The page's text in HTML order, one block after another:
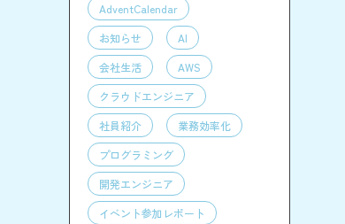
AdventCalendar
お知らせ
AI
会社生活
AWS
クラウドエンジニア
社員紹介
業務効率化
プログラミング
開発エンジニア
イベント参加レポート